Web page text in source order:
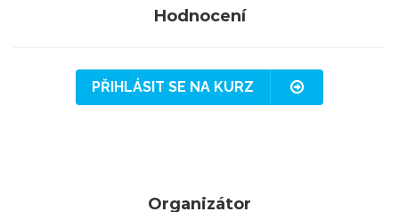
Hodnocení
PŘIHLÁSIT SE NA KURZ
Organizátor